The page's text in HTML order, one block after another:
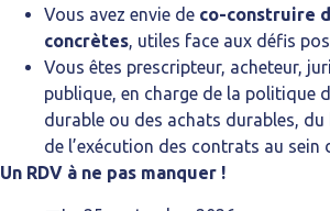
Vous avez envie de co-construire
concrètes, utiles face aux défis
Vous êtes prescripteur, acheteur,
publique, en charge de la politique
durable ou des achats durables,
de l’exécution des contrats au
Un RDV à ne pas manquer !